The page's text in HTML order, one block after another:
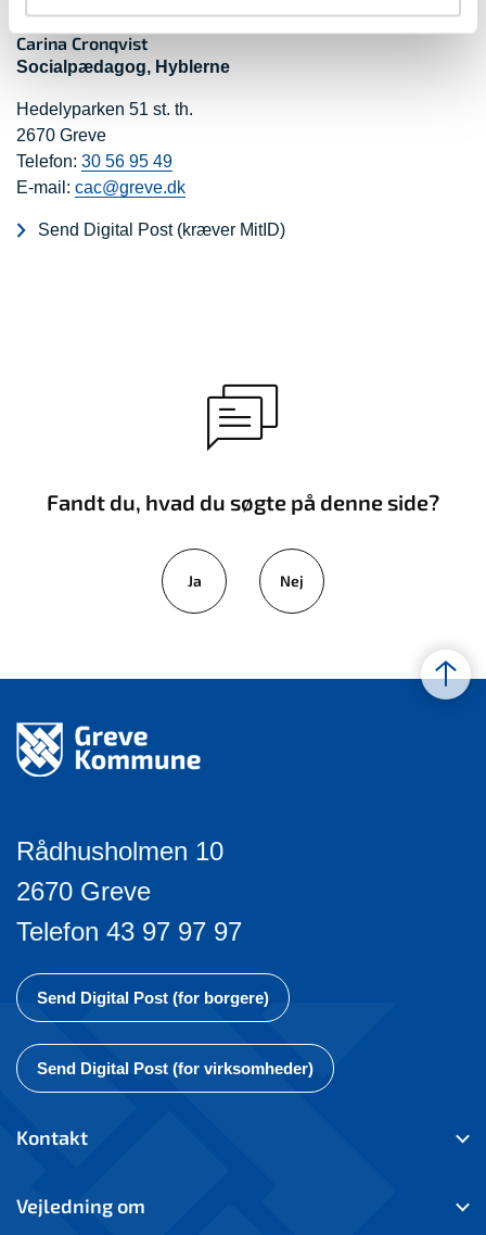
Carina Cronqvist
Socialpædagog, Hyblerne
Hedelyparken 51 st. th.
2670 Greve
Telefon: 30 56 95 49
E-mail: cac@greve.dk
Send Digital Post (kræver MitID)
Fandt du, hvad du søgte på denne side?
Ja Nej
Rådhusholmen 10
2670 Greve
Telefon 43 97 97 97
Send Digital Post (for borgere)
Send Digital Post (for virksomheder)
Kontakt
Vejledning om